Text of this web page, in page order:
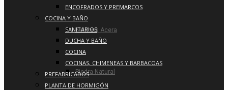
Baldosa Acera
Piedra Natural
ENCOFRADOS Y PREMARCOS
COCINA Y BAÑO
SANITARIOS
DUCHA Y BAÑO
COCINA
COCINAS, CHIMENEAS Y BARBACOAS
PREFABRICADOS
PLANTA DE HORMIGÓN